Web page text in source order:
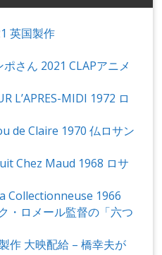
英国製作
さん 2021 CLAPアニメ
L’APRES-MIDI 1972 ロ
de Claire 1970 仏ロサン
Chez Maud 1968 ロサ
Collectionneuse 1966
・ロメール監督の「六つ
作 大映配給 – 橋幸夫が